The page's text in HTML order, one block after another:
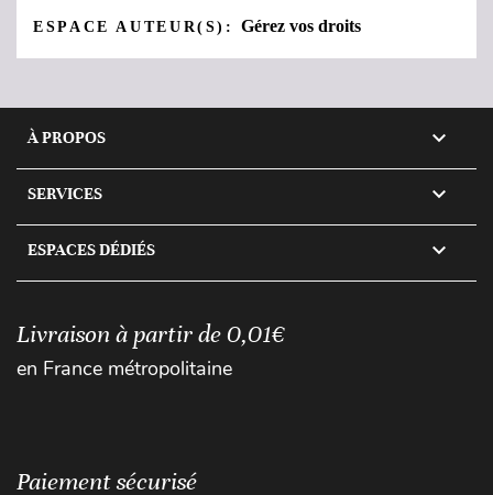
ESPACE AUTEUR(S):Gérez vos droits
À PROPOS 
SERVICES 
ESPACES DÉDIÉS 
Livraison à partir de 0,01€
en France métropolitaine
Paiement sécurisé